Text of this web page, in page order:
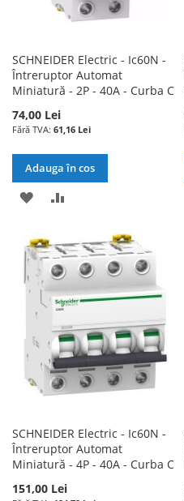
SCHNEIDER Electric - Ic60N -
Întreruptor Automat
Miniatură - 2P - 40A - Curba C
74,00 Lei
61,16 Lei
Adauga în cos
ADAUGATI
LISTA
DE
DORINTE
COMPARARE
SCHNEIDER Electric - Ic60N -
Întreruptor Automat
Miniatură - 4P - 40A - Curba C
151,00 Lei